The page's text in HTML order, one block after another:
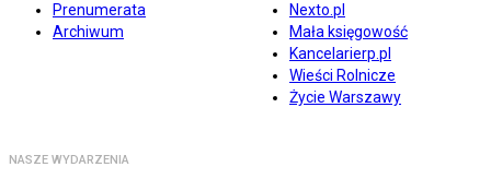
Prenumerata
Archiwum
Nexto.pl
Mała księgowość
Kancelarierp.pl
Wieści Rolnicze
Życie Warszawy
NASZE WYDARZENIA